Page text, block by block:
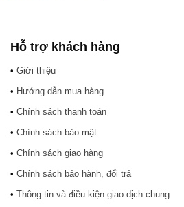
Hỗ trợ khách hàng
• Giới thiệu
• Hướng dẫn mua hàng
• Chính sách thanh toán
• Chính sách bảo mật
• Chính sách giao hàng
• Chính sách bảo hành, đổi trả
• Thông tin và điều kiện giao dịch chung